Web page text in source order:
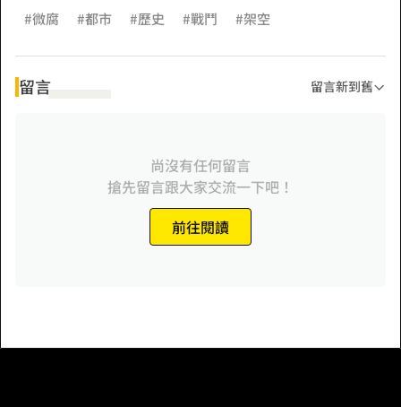
#微腐 #都市 #歷史 #戰鬥 #架空
留言 留言新到舊
尚沒有任何留言
搶先留言跟大家交流一下吧！
前往閱讀